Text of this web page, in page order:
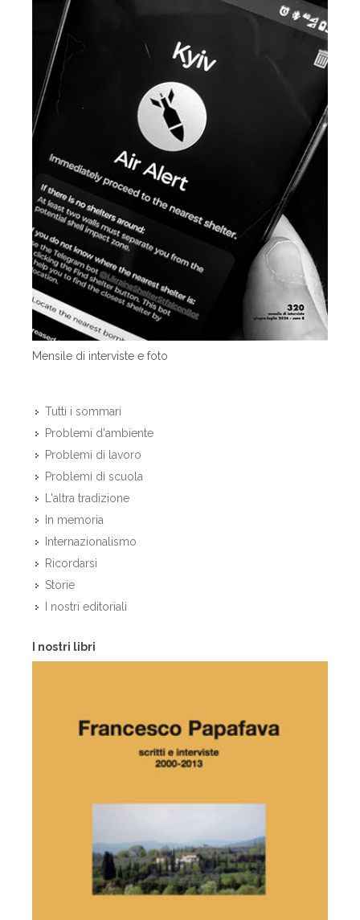
Mensile di interviste e foto
Tutti i sommari
Problemi d'ambiente
Problemi di lavoro
Problemi di scuola
L'altra tradizione
In memoria
Internazionalismo
Ricordarsi
Storie
I nostri editoriali
I nostri libri